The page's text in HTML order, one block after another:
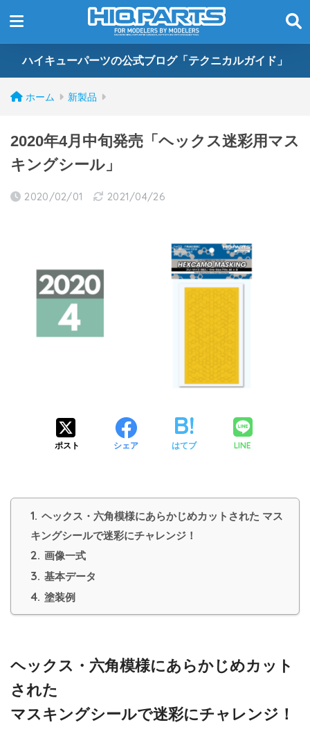
ハイキューパーツの公式ブログ「テクニカルガイド」
ホーム 新製品
2020年4月中旬発売「ヘックス迷彩用マス
キングシール」
2020/02/01 2021/04/26
ポスト シェア はてブ LINE
1. ヘックス・六角模様にあらかじめカットされた マス
キングシールで迷彩にチャレンジ！
2. 画像一式
3. 基本データ
4. 塗装例
ヘックス・六角模様にあらかじめカット
された
マスキングシールで迷彩にチャレンジ！